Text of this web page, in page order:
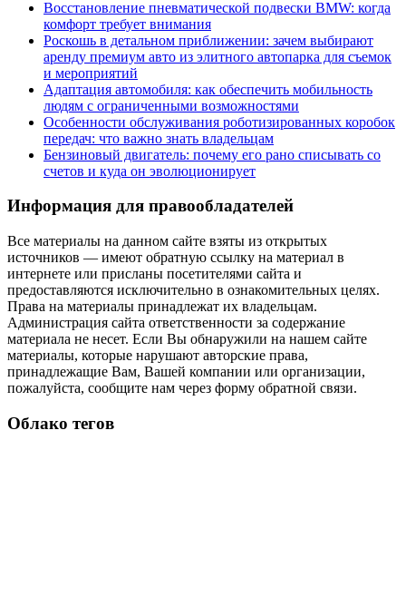
Восстановление пневматической подвески BMW: когда
комфорт требует внимания
Роскошь в детальном приближении: зачем выбирают
аренду премиум авто из элитного автопарка для съемок
и мероприятий
Адаптация автомобиля: как обеспечить мобильность
людям с ограниченными возможностями
Особенности обслуживания роботизированных коробок
передач: что важно знать владельцам
Бензиновый двигатель: почему его рано списывать со
счетов и куда он эволюционирует
Информация для правообладателей
Все материалы на данном сайте взяты из открытых
источников — имеют обратную ссылку на материал в
интернете или присланы посетителями сайта и
предоставляются исключительно в ознакомительных целях.
Права на материалы принадлежат их владельцам.
Администрация сайта ответственности за содержание
материала не несет. Если Вы обнаружили на нашем сайте
материалы, которые нарушают авторские права,
принадлежащие Вам, Вашей компании или организации,
пожалуйста, сообщите нам через форму обратной связи.
Облако тегов